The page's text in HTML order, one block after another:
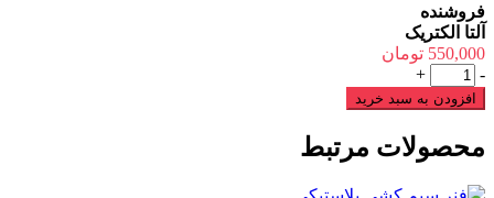
فروشنده
آلتا الکتریک
550,000 تومان
شینه
مینیاتوری
سه
عدد
-
+
افزودن به سبد خرید
محصولات مرتبط